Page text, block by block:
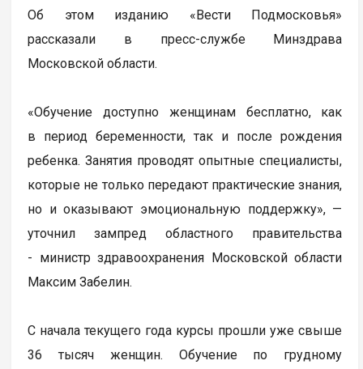
Об этом изданию «Вести Подмосковья»
рассказали в пресс-службе Минздрава
Московской области.
«Обучение доступно женщинам бесплатно, как
в период беременности, так и после рождения
ребенка. Занятия проводят опытные специалисты,
которые не только передают практические знания,
но и оказывают эмоциональную поддержку», —
уточнил зампред областного правительства
- министр здравоохранения Московской области
Максим Забелин.
С начала текущего года курсы прошли уже свыше
36 тысяч женщин. Обучение по грудному